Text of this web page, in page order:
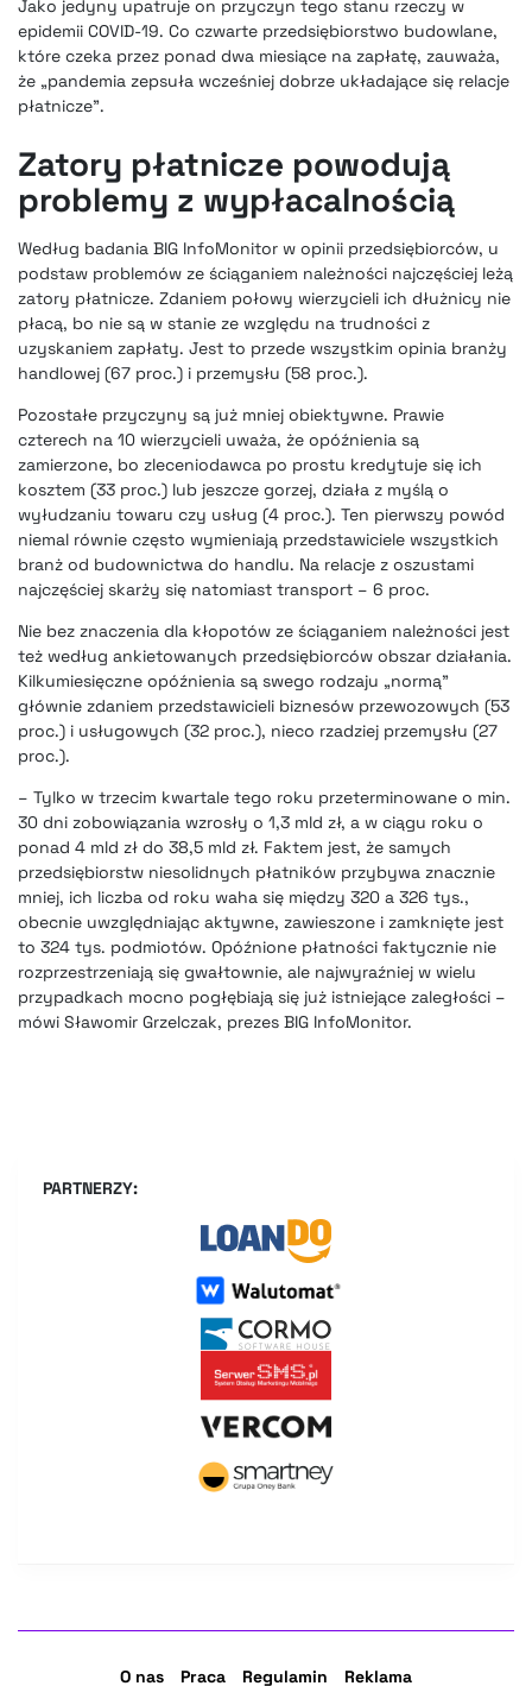
Jako jedyny upatruje on przyczyn tego stanu rzeczy w
epidemii COVID-19. Co czwarte przedsiębiorstwo budowlane,
które czeka przez ponad dwa miesiące na zapłatę, zauważa,
że „pandemia zepsuła wcześniej dobrze układające się relacje
płatnicze”.
Zatory płatnicze powodują
problemy z wypłacalnością
Według badania BIG InfoMonitor w opinii przedsiębiorców, u
podstaw problemów ze ściąganiem należności najczęściej leżą
zatory płatnicze. Zdaniem połowy wierzycieli ich dłużnicy nie
płacą, bo nie są w stanie ze względu na trudności z
uzyskaniem zapłaty. Jest to przede wszystkim opinia branży
handlowej (67 proc.) i przemysłu (58 proc.).
Pozostałe przyczyny są już mniej obiektywne. Prawie
czterech na 10 wierzycieli uważa, że opóźnienia są
zamierzone, bo zleceniodawca po prostu kredytuje się ich
kosztem (33 proc.) lub jeszcze gorzej, działa z myślą o
wyłudzaniu towaru czy usług (4 proc.). Ten pierwszy powód
niemal równie często wymieniają przedstawiciele wszystkich
branż od budownictwa do handlu. Na relacje z oszustami
najczęściej skarży się natomiast transport – 6 proc.
Nie bez znaczenia dla kłopotów ze ściąganiem należności jest
też według ankietowanych przedsiębiorców obszar działania.
Kilkumiesięczne opóźnienia są swego rodzaju „normą”
głównie zdaniem przedstawicieli biznesów przewozowych (53
proc.) i usługowych (32 proc.), nieco rzadziej przemysłu (27
proc.).
– Tylko w trzecim kwartale tego roku przeterminowane o min.
30 dni zobowiązania wzrosły o 1,3 mld zł, a w ciągu roku o
ponad 4 mld zł do 38,5 mld zł. Faktem jest, że samych
przedsiębiorstw niesolidnych płatników przybywa znacznie
mniej, ich liczba od roku waha się między 320 a 326 tys.,
obecnie uwzględniając aktywne, zawieszone i zamknięte jest
to 324 tys. podmiotów. Opóźnione płatności faktycznie nie
rozprzestrzeniają się gwałtownie, ale najwyraźniej w wielu
przypadkach mocno pogłębiają się już istniejące zaległości –
mówi Sławomir Grzelczak, prezes BIG InfoMonitor.
PARTNERZY:
O nas Praca Regulamin Reklama